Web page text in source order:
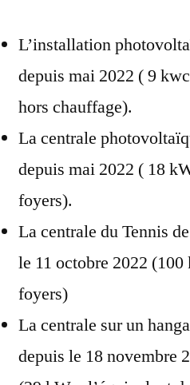
L’installation
depuis mai 2022 ( 9
hors chauffage).
La centrale
depuis mai 2022 ( 18
foyers).
La centrale du Tennis
le 11 octobre 2022
foyers)
La centrale sur un
depuis le 18 novembre